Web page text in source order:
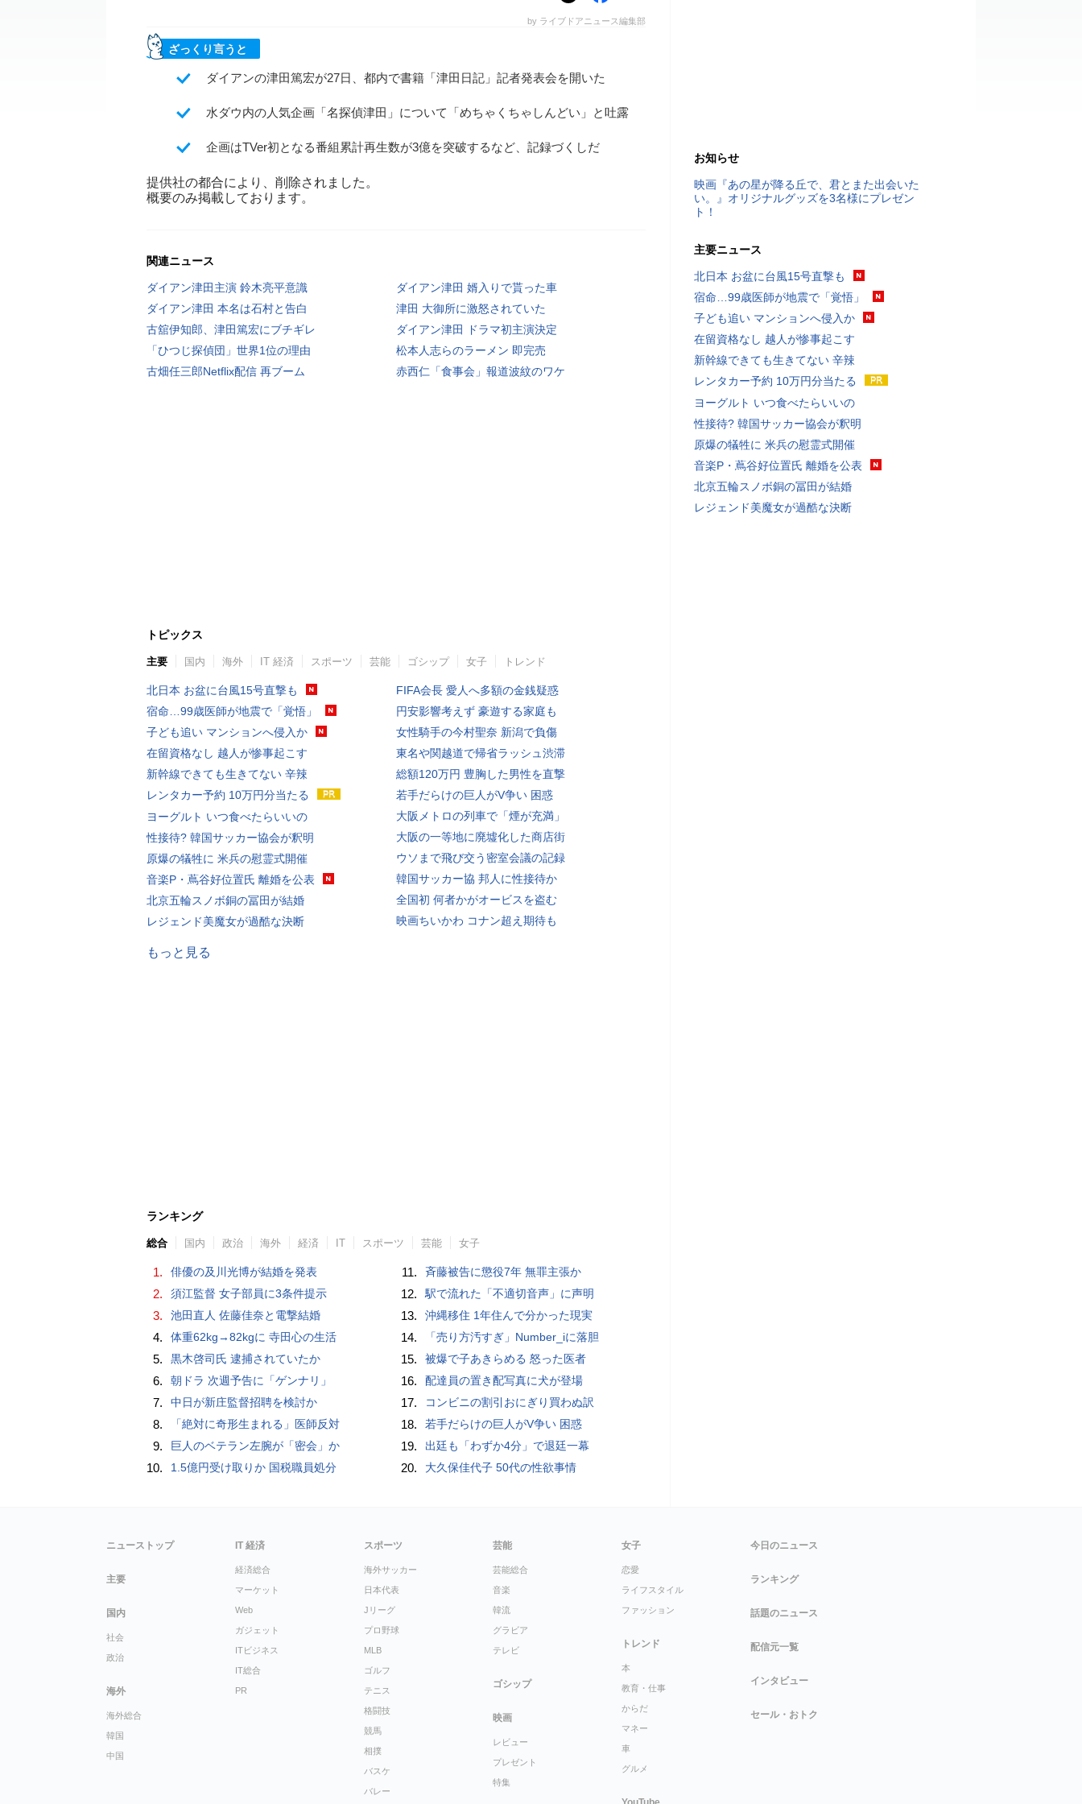
by ライブドアニュース編集部
ざっくり言うと
ダイアンの津田篤宏が27日、都内で書籍「津田日記」記者発表会を開いた
水ダウ内の人気企画「名探偵津田」について「めちゃくちゃしんどい」と吐露
企画はTVer初となる番組累計再生数が3億を突破するなど、記録づくしだ
提供社の都合により、削除されました。
概要のみ掲載しております。
関連ニュース
ダイアン津田主演 鈴木亮平意識
ダイアン津田 婿入りで貰った車
ダイアン津田 本名は石村と告白
津田 大御所に激怒されていた
古舘伊知郎、津田篤宏にブチギレ
ダイアン津田 ドラマ初主演決定
「ひつじ探偵団」世界1位の理由
松本人志らのラーメン 即完売
古畑任三郎Netflix配信 再ブーム
赤西仁「食事会」報道波紋のワケ
トピックス
主要 国内 海外 IT 経済 スポーツ 芸能 ゴシップ 女子 トレンド
北日本 お盆に台風15号直撃も
宿命…99歳医師が地震で「覚悟」
子ども追い マンションへ侵入か
在留資格なし 越人が惨事起こす
新幹線できても生きてない 辛辣
レンタカー予約 10万円分当たる
ヨーグルト いつ食べたらいいの
性接待? 韓国サッカー協会が釈明
原爆の犠牲に 米兵の慰霊式開催
音楽P・蔦谷好位置氏 離婚を公表
北京五輪スノボ銅の冨田が結婚
レジェンド美魔女が過酷な決断
FIFA会長 愛人へ多額の金銭疑惑
円安影響考えず 豪遊する家庭も
女性騎手の今村聖奈 新潟で負傷
東名や関越道で帰省ラッシュ渋滞
総額120万円 豊胸した男性を直撃
若手だらけの巨人がV争い 困惑
大阪メトロの列車で「煙が充満」
大阪の一等地に廃墟化した商店街
ウソまで飛び交う密室会議の記録
韓国サッカー協 邦人に性接待か
全国初 何者かがオービスを盗む
映画ちいかわ コナン超え期待も
もっと見る
ランキング
総合 国内 政治 海外 経済 IT スポーツ 芸能 女子
1. 俳優の及川光博が結婚を発表
2. 須江監督 女子部員に3条件提示
3. 池田直人 佐藤佳奈と電撃結婚
4. 体重62kg→82kgに 寺田心の生活
5. 黒木啓司氏 逮捕されていたか
6. 朝ドラ 次週予告に「ゲンナリ」
7. 中日が新庄監督招聘を検討か
8. 「絶対に奇形生まれる」医師反対
9. 巨人のベテラン左腕が「密会」か
10. 1.5億円受け取りか 国税職員処分
11. 斉藤被告に懲役7年 無罪主張か
12. 駅で流れた「不適切音声」に声明
13. 沖縄移住 1年住んで分かった現実
14. 「売り方汚すぎ」Number_iに落胆
15. 被爆で子あきらめる 怒った医者
16. 配達員の置き配写真に犬が登場
17. コンビニの割引おにぎり買わぬ訳
18. 若手だらけの巨人がV争い 困惑
19. 出廷も「わずか4分」で退廷一幕
20. 大久保佳代子 50代の性欲事情
お知らせ
映画『あの星が降る丘で、君とまた出会いた
い。』オリジナルグッズを3名様にプレゼン
ト！
主要ニュース
北日本 お盆に台風15号直撃も
宿命…99歳医師が地震で「覚悟」
子ども追い マンションへ侵入か
在留資格なし 越人が惨事起こす
新幹線できても生きてない 辛辣
レンタカー予約 10万円分当たる
ヨーグルト いつ食べたらいいの
性接待? 韓国サッカー協会が釈明
原爆の犠牲に 米兵の慰霊式開催
音楽P・蔦谷好位置氏 離婚を公表
北京五輪スノボ銅の冨田が結婚
レジェンド美魔女が過酷な決断
ニューストップ
主要
国内
社会
政治
海外
海外総合
韓国
中国
IT 経済
経済総合
マーケット
Web
ガジェット
ITビジネス
IT総合
PR
スポーツ
海外サッカー
日本代表
Jリーグ
プロ野球
MLB
ゴルフ
テニス
格闘技
競馬
相撲
バスケ
バレー
芸能
芸能総合
音楽
韓流
グラビア
テレビ
ゴシップ
映画
レビュー
プレゼント
特集
女子
恋愛
ライフスタイル
ファッション
トレンド
本
教育・仕事
からだ
マネー
車
グルメ
今日のニュース
ランキング
話題のニュース
配信元一覧
インタビュー
セール・おトク